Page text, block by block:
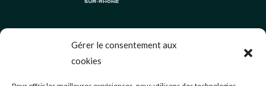
Gérer le consentement aux
cookies
Politique de cookies (UE)